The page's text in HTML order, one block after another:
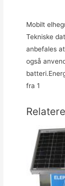
Mobilt
Tekniske
anbefales
også
fra 1